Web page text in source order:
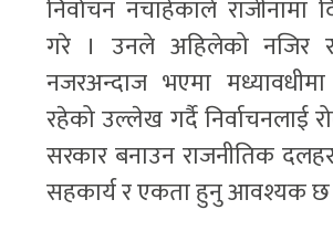
निर्वाचन नचाहेकाले
गरे । उनले अहिलेको नजिर
नजरअन्दाज भएमा
रहेको उल्लेख गर्दै निर्वाचनलाई
सरकार बनाउन राजनीतिक
सहकार्य र एकता हुनु आवश्यक छ